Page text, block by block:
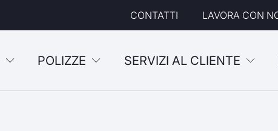
CONTATTI LAVORA CON
POLIZZE SERVIZI AL CLIENTE